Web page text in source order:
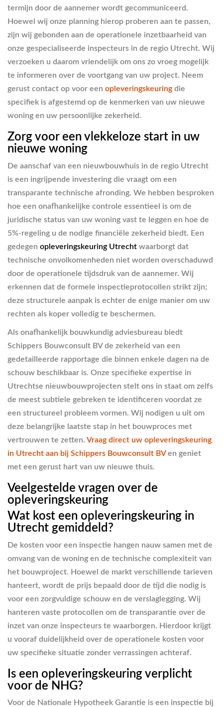
termijn door de aannemer wordt gecommuniceerd.
Hoewel wij onze planning hierop proberen aan te passen,
zijn wij gebonden aan de operationele inzetbaarheid van
onze gespecialiseerde inspecteurs in de regio Utrecht. Wij
verzoeken u daarom vriendelijk om ons zo vroeg mogelijk
te informeren over de voortgang van uw project. Neem
gerust contact op voor een opleveringskeuring die
specifiek is afgestemd op de kenmerken van uw nieuwe
woning en uw persoonlijke zekerheid.
Zorg voor een vlekkeloze start in uw
nieuwe woning
De aanschaf van een nieuwbouwhuis in de regio Utrecht
is een ingrijpende investering die vraagt om een
transparante technische afronding. We hebben besproken
hoe een onafhankelijke controle essentieel is om de
juridische status van uw woning vast te leggen en hoe de
5%-regeling u de nodige financiële zekerheid biedt. Een
gedegen opleveringskeuring Utrecht waarborgt dat
technische onvolkomenheden niet worden overschaduwd
door de operationele tijdsdruk van de aannemer. Wij
erkennen dat de formele inspectieprotocollen strikt zijn;
deze structurele aanpak is echter de enige manier om uw
rechten als koper volledig te beschermen.
Als onafhankelijk bouwkundig adviesbureau biedt
Schippers Bouwconsult BV de zekerheid van een
gedetailleerde rapportage die binnen enkele dagen na de
schouw beschikbaar is. Onze specifieke expertise in
Utrechtse nieuwbouwprojecten stelt ons in staat om zelfs
de meest subtiele gebreken te identificeren voordat ze
een structureel probleem vormen. Wij nodigen u uit om
deze belangrijke laatste stap in het bouwproces met
vertrouwen te zetten. Vraag direct uw opleveringskeuring
in Utrecht aan bij Schippers Bouwconsult BVen geniet
met een gerust hart van uw nieuwe thuis.
Veelgestelde vragen over de
opleveringskeuring
Wat kost een opleveringskeuring in
Utrecht gemiddeld?
De kosten voor een inspectie hangen nauw samen met de
omvang van de woning en de technische complexiteit van
het bouwproject. Hoewel de markt verschillende tarieven
hanteert, wordt de prijs bepaald door de tijd die nodig is
voor een zorgvuldige schouw en de verslaglegging. Wij
hanteren vaste protocollen om de transparantie over de
inzet van onze inspecteurs te waarborgen. Hierdoor krijgt
u vooraf duidelijkheid over de operationele kosten voor
uw specifieke situatie zonder verrassingen achteraf.
Is een opleveringskeuring verplicht
voor de NHG?
Voor de Nationale Hypotheek Garantie is een inspectie bij